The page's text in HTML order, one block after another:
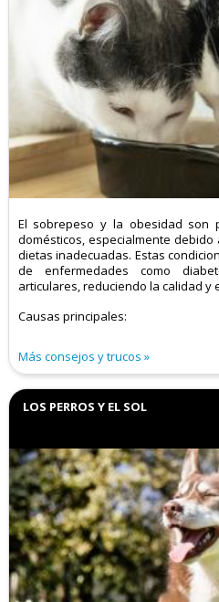
El sobrepeso y la obesidad son
domésticos, especialmente
dietas inadecuadas. Estas
de enfermedades como
articulares, reduciendo la calidad
Causas principales:
Más consejos y trucos
LOS PERROS Y EL SOL